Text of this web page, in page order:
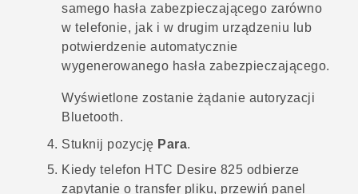
samego hasła zabezpieczającego zarówno
w telefonie, jak i w drugim urządzeniu lub
potwierdzenie automatycznie
wygenerowanego hasła zabezpieczającego.
Wyświetlone zostanie żądanie autoryzacji
Bluetooth.
Stuknij pozycję Para.
Kiedy telefon HTC Desire 825 odbierze
zapytanie o transfer pliku, przewiń panel